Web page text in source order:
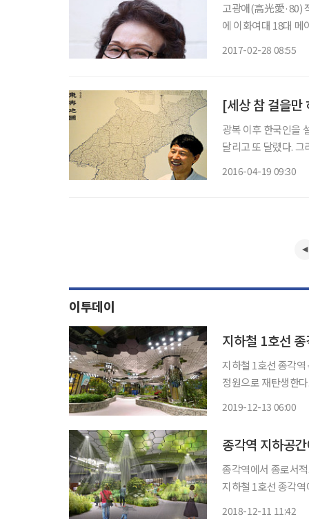
고광애(高光愛·80)
에 이화여대 18대 메
2017-02-28 08:55
광복 이후 한국인을
달리고 또 달렸다.
2016-04-19 09:30
이투데이
지하철 1호선
지하철 1호선 종각
정원으로 재탄생한다. 서울시는 종각역에서 종로서적(종로타워 지하 2층)으로 이어
2019-12-13 06:00
종각역 지하공
종각역에서 종로서적으로
지하철 1호선 종각
2018-12-11 11:42